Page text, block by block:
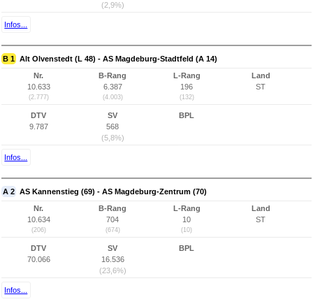
(2,9%)
Infos...
B 1 Alt Olvenstedt (L 48) - AS Magdeburg-Stadtfeld (A 14)
Nr.
10.633
(2.777)
B-Rang
6.387
(4.003)
L-Rang
196
(132)
Land
ST
DTV
9.787
SV
568
(5,8%)
BPL
Infos...
A 2 AS Kannenstieg (69) - AS Magdeburg-Zentrum (70)
Nr.
10.634
(206)
B-Rang
704
(674)
L-Rang
10
(10)
Land
ST
DTV
70.066
SV
16.536
(23,6%)
BPL
Infos...